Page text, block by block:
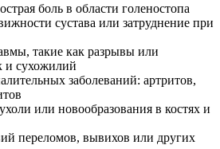
боль в области голеностопа
сустава или затруднение при
такие как разрывы или
и сухожилий
заболеваний: артритов,
или новообразования в костях и
переломов, вывихов или других